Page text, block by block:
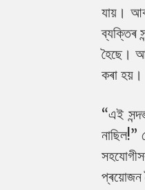
যায়।
ব্যক্তিৰ
হৈছে।
কৰা হয়।
“এই
প্ৰয়োজন